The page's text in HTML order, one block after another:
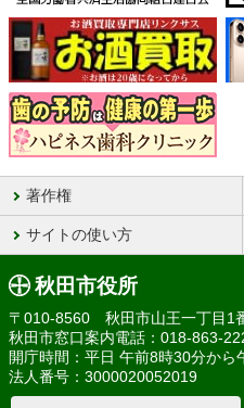
著作権
サイトの使い方
秋田市役所
〒010-8560 秋田市山王一丁目1
秋田市窓口案内電話：018-863-
開庁時間：平日 午前8時30分から
法人番号：3000020052019